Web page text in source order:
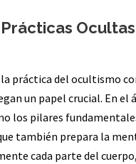
práctica del ocultismo
un papel crucial. En
los pilares
también prepara la
cada parte del